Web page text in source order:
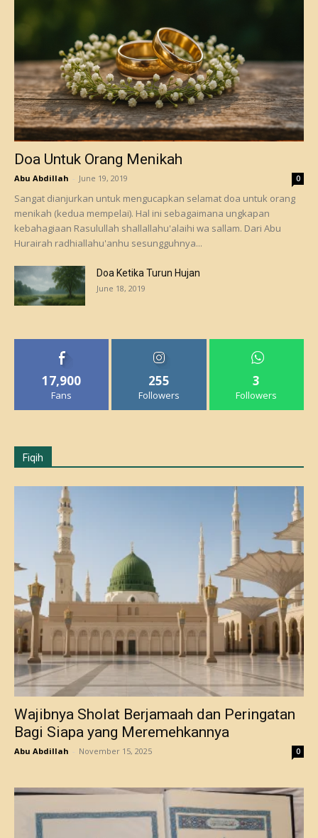
Doa Untuk Orang Menikah
Abu Abdillah - June 19, 2019 0
Sangat dianjurkan untuk mengucapkan selamat doa untuk orang
menikah (kedua mempelai). Hal ini sebagaimana ungkapan
kebahagiaan Rasulullah shallallahu'alaihi wa sallam. Dari Abu
Hurairah radhiallahu'anhu sesungguhnya...
Doa Ketika Turun Hujan
June 18, 2019
17,900
Fans
255
Followers
3
Followers
Fiqih
Wajibnya Sholat Berjamaah dan Peringatan
Bagi Siapa yang Meremehkannya
Abu Abdillah - November 15, 2025 0